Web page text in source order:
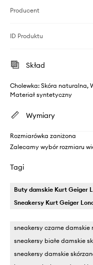
Producent
ID Produktu
Skład
Cholewka: Skóra naturalna,
Materiał syntetyczny
Wymiary
Rozmiarówka zaniżona
Zalecamy wybór rozmiaru
Tagi
Buty damskie Kurt Geiger
Sneakersy Kurt Geiger
sneakersy czarne
sneakersy białe damskie
sneakersy damskie